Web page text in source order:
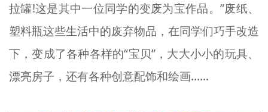
拉罐!这是其中一位同学的变废为宝作品。”废纸、
塑料瓶这些生活中的废弃物品，在同学们巧手改造
下，变成了各种各样的“宝贝”，大大小小的玩具、
漂亮房子 ，还有各种创意配饰和绘画……